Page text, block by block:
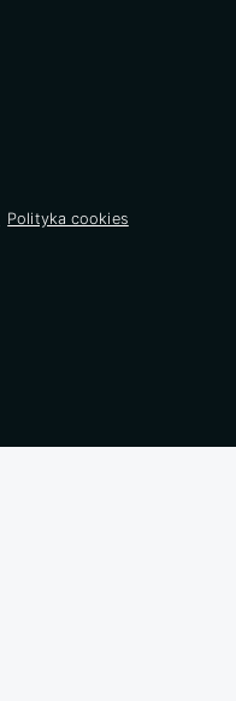
Polityka cookies